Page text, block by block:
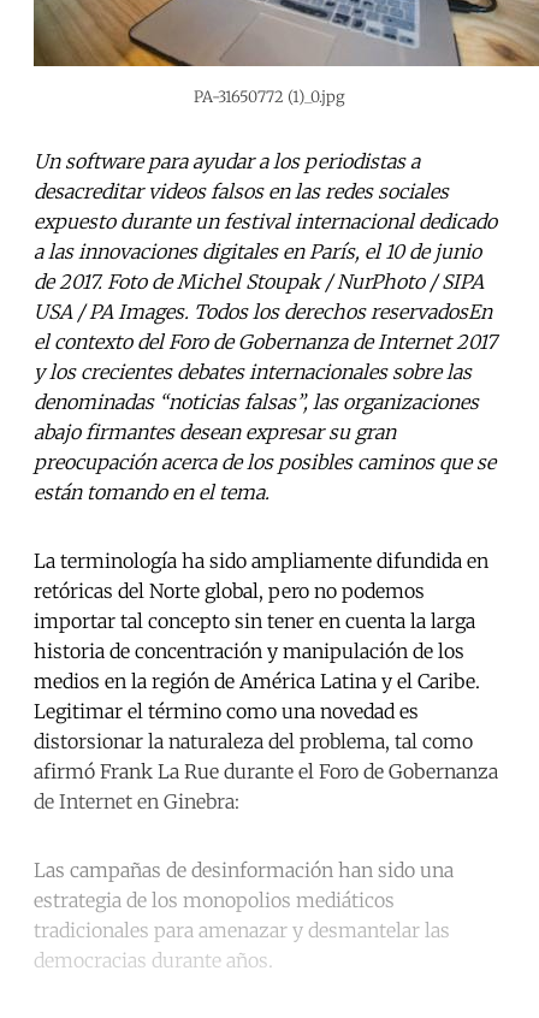
PA-31650772 (1)_0.jpg
Un software para ayudar a los periodistas a
desacreditar videos falsos en las redes sociales
expuesto durante un festival internacional dedicado
a las innovaciones digitales en París, el 10 de junio
de 2017. Foto de Michel Stoupak / NurPhoto / SIPA
USA / PA Images. Todos los derechos reservadosEn
el contexto del Foro de Gobernanza de Internet 2017
y los crecientes debates internacionales sobre las
denominadas “noticias falsas”, las organizaciones
abajo firmantes desean expresar su gran
preocupación acerca de los posibles caminos que se
están tomando en el tema.
La terminología ha sido ampliamente difundida en
retóricas del Norte global, pero no podemos
importar tal concepto sin tener en cuenta la larga
historia de concentración y manipulación de los
medios en la región de América Latina y el Caribe.
Legitimar el término como una novedad es
distorsionar la naturaleza del problema, tal como
afirmó Frank La Rue durante el Foro de Gobernanza
de Internet en Ginebra:
Las campañas de desinformación han sido una
estrategia de los monopolios mediáticos
tradicionales para amenazar y desmantelar las
democracias durante años.